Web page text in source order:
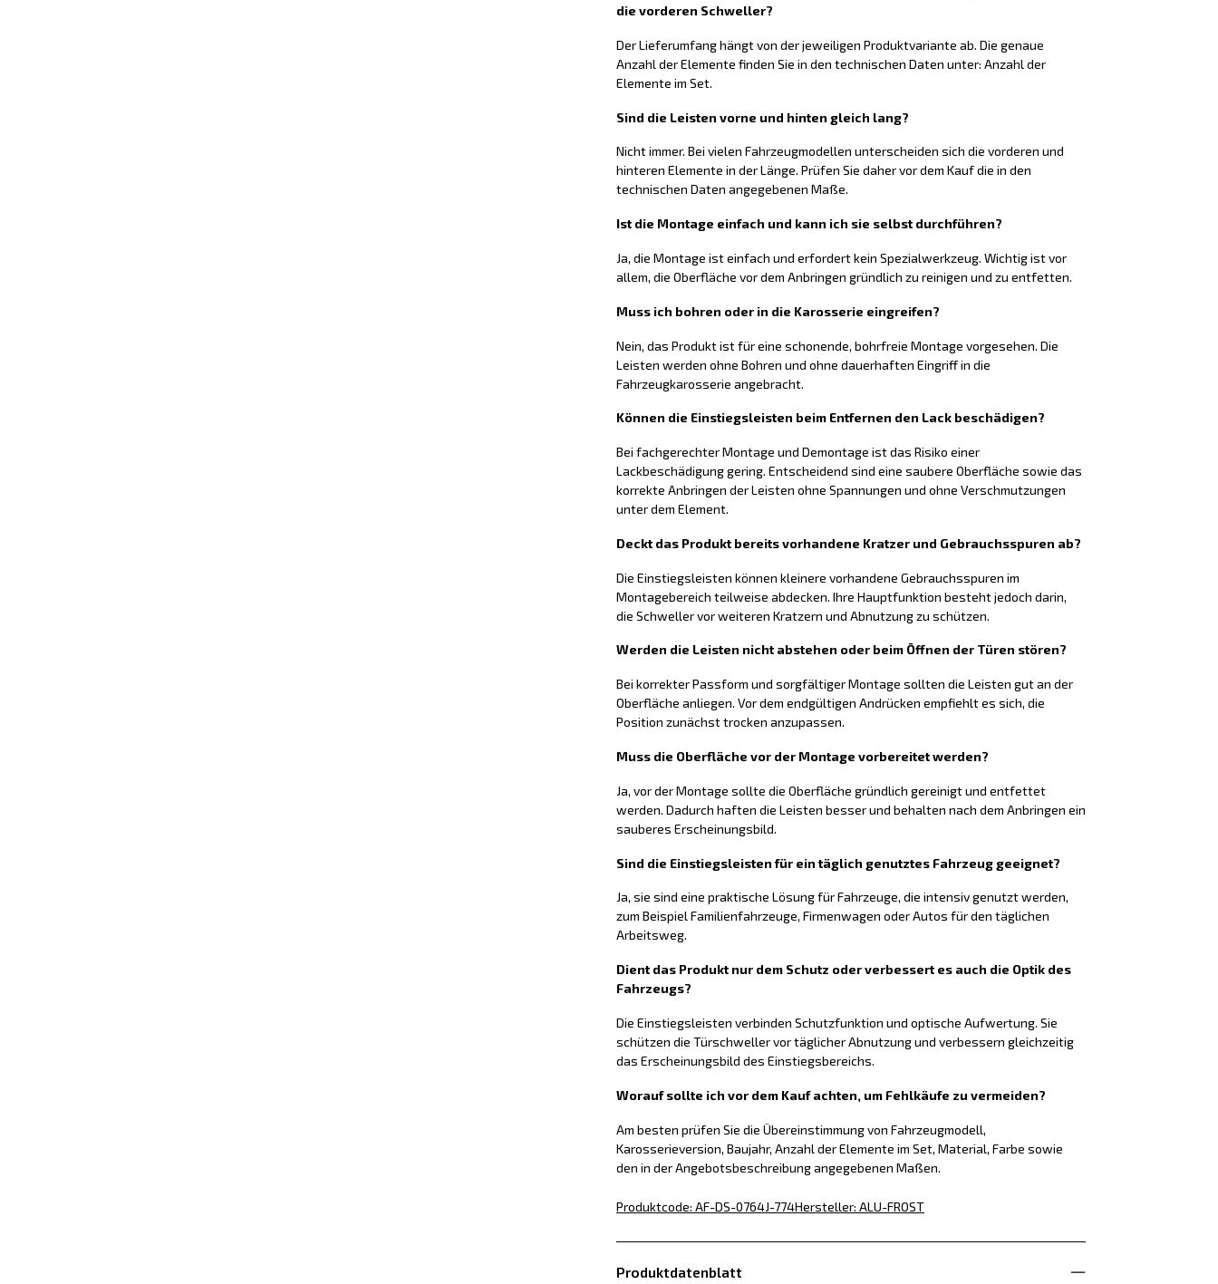
die vorderen Schweller?
Der Lieferumfang hängt von der jeweiligen Produktvariante ab. Die genaue
Anzahl der Elemente finden Sie in den technischen Daten unter: Anzahl der
Elemente im Set.
Sind die Leisten vorne und hinten gleich lang?
Nicht immer. Bei vielen Fahrzeugmodellen unterscheiden sich die vorderen und
hinteren Elemente in der Länge. Prüfen Sie daher vor dem Kauf die in den
technischen Daten angegebenen Maße.
Ist die Montage einfach und kann ich sie selbst durchführen?
Ja, die Montage ist einfach und erfordert kein Spezialwerkzeug. Wichtig ist vor
allem, die Oberfläche vor dem Anbringen gründlich zu reinigen und zu entfetten.
Muss ich bohren oder in die Karosserie eingreifen?
Nein, das Produkt ist für eine schonende, bohrfreie Montage vorgesehen. Die
Leisten werden ohne Bohren und ohne dauerhaften Eingriff in die
Fahrzeugkarosserie angebracht.
Können die Einstiegsleisten beim Entfernen den Lack beschädigen?
Bei fachgerechter Montage und Demontage ist das Risiko einer
Lackbeschädigung gering. Entscheidend sind eine saubere Oberfläche sowie das
korrekte Anbringen der Leisten ohne Spannungen und ohne Verschmutzungen
unter dem Element.
Deckt das Produkt bereits vorhandene Kratzer und Gebrauchsspuren ab?
Die Einstiegsleisten können kleinere vorhandene Gebrauchsspuren im
Montagebereich teilweise abdecken. Ihre Hauptfunktion besteht jedoch darin,
die Schweller vor weiteren Kratzern und Abnutzung zu schützen.
Werden die Leisten nicht abstehen oder beim Öffnen der Türen stören?
Bei korrekter Passform und sorgfältiger Montage sollten die Leisten gut an der
Oberfläche anliegen. Vor dem endgültigen Andrücken empfiehlt es sich, die
Position zunächst trocken anzupassen.
Muss die Oberfläche vor der Montage vorbereitet werden?
Ja, vor der Montage sollte die Oberfläche gründlich gereinigt und entfettet
werden. Dadurch haften die Leisten besser und behalten nach dem Anbringen ein
sauberes Erscheinungsbild.
Sind die Einstiegsleisten für ein täglich genutztes Fahrzeug geeignet?
Ja, sie sind eine praktische Lösung für Fahrzeuge, die intensiv genutzt werden,
zum Beispiel Familienfahrzeuge, Firmenwagen oder Autos für den täglichen
Arbeitsweg.
Dient das Produkt nur dem Schutz oder verbessert es auch die Optik des
Fahrzeugs?
Die Einstiegsleisten verbinden Schutzfunktion und optische Aufwertung. Sie
schützen die Türschweller vor täglicher Abnutzung und verbessern gleichzeitig
das Erscheinungsbild des Einstiegsbereichs.
Worauf sollte ich vor dem Kauf achten, um Fehlkäufe zu vermeiden?
Am besten prüfen Sie die Übereinstimmung von Fahrzeugmodell,
Karosserieversion, Baujahr, Anzahl der Elemente im Set, Material, Farbe sowie
den in der Angebotsbeschreibung angegebenen Maßen.
Produktcode: AF-DS-0764J-774Hersteller: ALU-FROST
Produktdatenblatt